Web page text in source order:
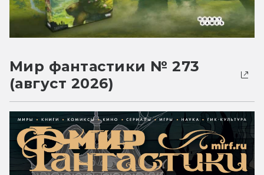
Мир фантастики № 273
(август 2026)